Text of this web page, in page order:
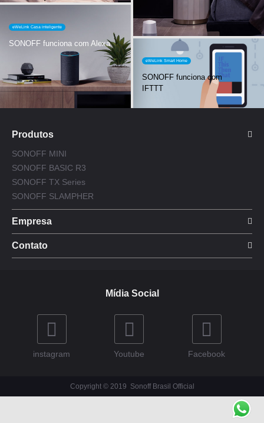
eWeLink Casa inteligente
SONOFF funciona com Alexa
eWeLink Smart Home
SONOFF funciona com
IFTTT
Produtos
SONOFF MINI
SONOFF BASIC R3
SONOFF TX Series
SONOFF SLAMPHER
Empresa
Contato
Mídia Social
instagram Youtube Facebook
Copyright © 2019 Sonoff Brasil Official